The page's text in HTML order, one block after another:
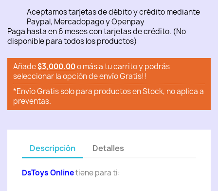
Aceptamos tarjetas de débito y crédito mediante
Paypal, Mercadopago y Openpay
Paga hasta en 6 meses con tarjetas de crédito. (No
disponible para todos los productos)
Añade$3,000.00o más a tu carrito y podrás
seleccionar la opción de envío Gratis!!
*Envío Gratis solo para productos en Stock, no aplica a
preventas.
Descripción Detalles
DsToys Onlinetiene para ti: